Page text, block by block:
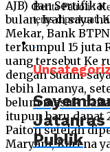
AJB) dan
bulan, Iyah saya
Mekar, Bank
terkumpul 15 juta
uang tersebut Ke
dengan Suami
lebih lamanya,
belum masuk
itupun baru dapat
Paiton setelah
Maryam, Karena
Berita Patroli :
terus diperkuat.
Publik